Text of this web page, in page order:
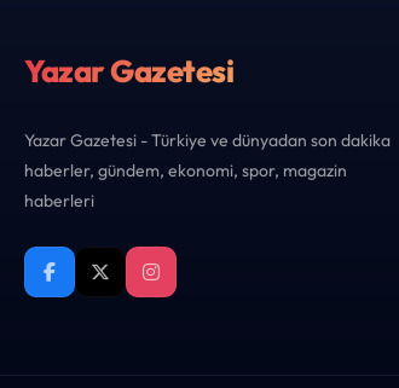
Yazar Gazetesi
Yazar Gazetesi - Türkiye ve dünyadan son dakika
haberler, gündem, ekonomi, spor, magazin
haberleri